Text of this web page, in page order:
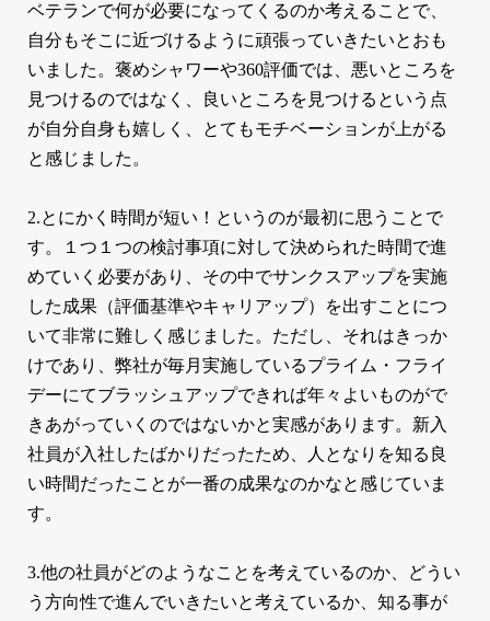
ベテランで何が必要になってくるのか考えることで、
自分もそこに近づけるように頑張っていきたいとおも
いました。褒めシャワーや360評価では、悪いところを
見つけるのではなく、良いところを見つけるという点
が自分自身も嬉しく、とてもモチベーションが上がる
と感じました。
2.とにかく時間が短い！というのが最初に思うことで
す。１つ１つの検討事項に対して決められた時間で進
めていく必要があり、その中でサンクスアップを実施
した成果（評価基準やキャリアップ）を出すことにつ
いて非常に難しく感じました。ただし、それはきっか
けであり、弊社が毎月実施しているプライム・フライ
デーにてブラッシュアップできれば年々よいものがで
きあがっていくのではないかと実感があります。新入
社員が入社したばかりだったため、人となりを知る良
い時間だったことが一番の成果なのかなと感じていま
す。
3.他の社員がどのようなことを考えているのか、どうい
う方向性で進んでいきたいと考えているか、知る事が